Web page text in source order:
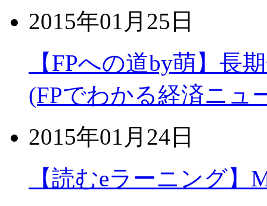
2015年01月25日
【FPへの道by萌】
(FPでわかる経済ニュ
2015年01月24日
【読むeラーニング】